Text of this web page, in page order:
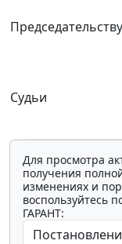
Судьи
Для просмотра
получения
изменениях и
воспользуйтесь
ГАРАНТ: